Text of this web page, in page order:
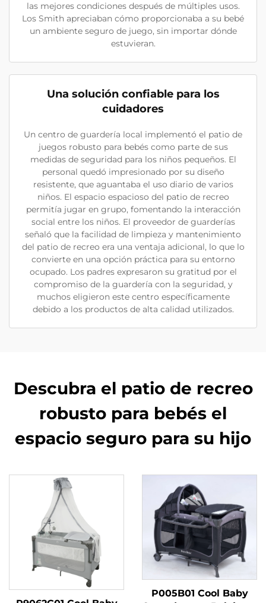
las mejores condiciones después de múltiples usos.
Los Smith apreciaban cómo proporcionaba a su bebé
un ambiente seguro de juego, sin importar dónde
estuvieran.
Una solución confiable para los
cuidadores
Un centro de guardería local implementó el patio de
juegos robusto para bebés como parte de sus
medidas de seguridad para los niños pequeños. El
personal quedó impresionado por su diseño
resistente, que aguantaba el uso diario de varios
niños. El espacio espacioso del patio de recreo
permitía jugar en grupo, fomentando la interacción
social entre los niños. El proveedor de guarderías
señaló que la facilidad de limpieza y mantenimiento
del patio de recreo era una ventaja adicional, lo que lo
convierte en una opción práctica para su entorno
ocupado. Los padres expresaron su gratitud por el
compromiso de la guardería con la seguridad, y
muchos eligieron este centro específicamente
debido a los productos de alta calidad utilizados.
Descubra el patio de recreo
robusto para bebés el
espacio seguro para su hijo
P005B01 Cool Baby